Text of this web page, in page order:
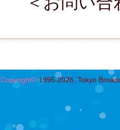
Copyright©1995-2026, Tokyo